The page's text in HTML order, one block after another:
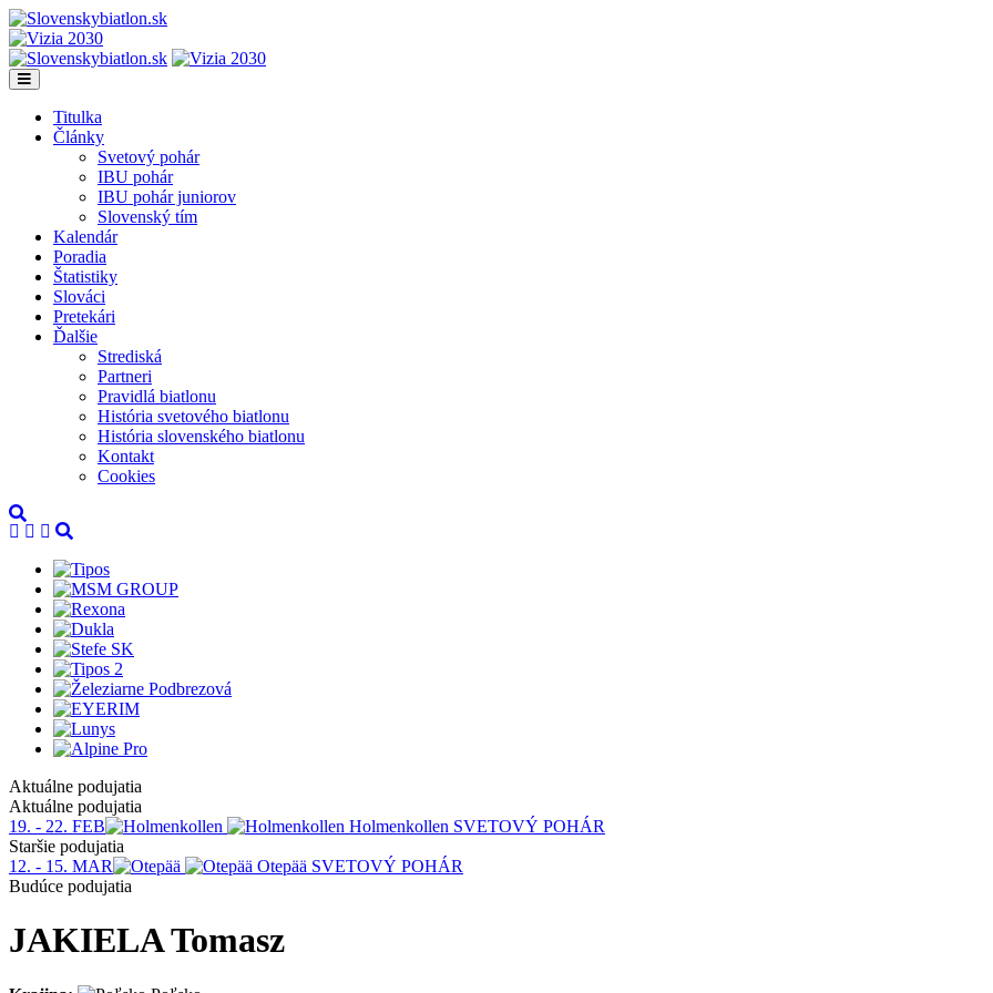
Titulka
Články
Svetový pohár
IBU pohár
IBU pohár juniorov
Slovenský tím
Kalendár
Poradia
Štatistiky
Slováci
Pretekári
Ďalšie
Strediská
Partneri
Pravidlá biatlonu
História svetového biatlonu
História slovenského biatlonu
Kontakt
Cookies
Aktuálne podujatia
Aktuálne podujatia
19. - 22. FEB
Holmenkollen SVETOVÝ POHÁR
Staršie podujatia
12. - 15. MAR
Otepää SVETOVÝ POHÁR
Budúce podujatia
JAKIELA Tomasz